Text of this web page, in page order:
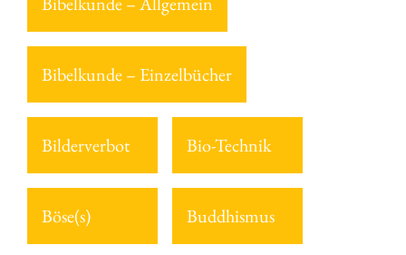
Bibelkunde – Einzelbücher
Bilderverbot Bio-Technik
Böse(s) Buddhismus